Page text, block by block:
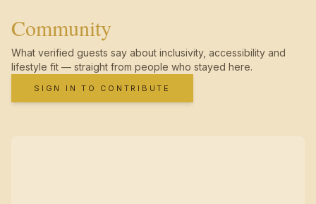
Community
What verified guests say about inclusivity, accessibility and
lifestyle fit — straight from people who stayed here.
SIGN IN TO CONTRIBUTE